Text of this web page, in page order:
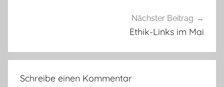
Nächster Beitrag
Ethik-Links im Mai
Schreibe einen Kommentar